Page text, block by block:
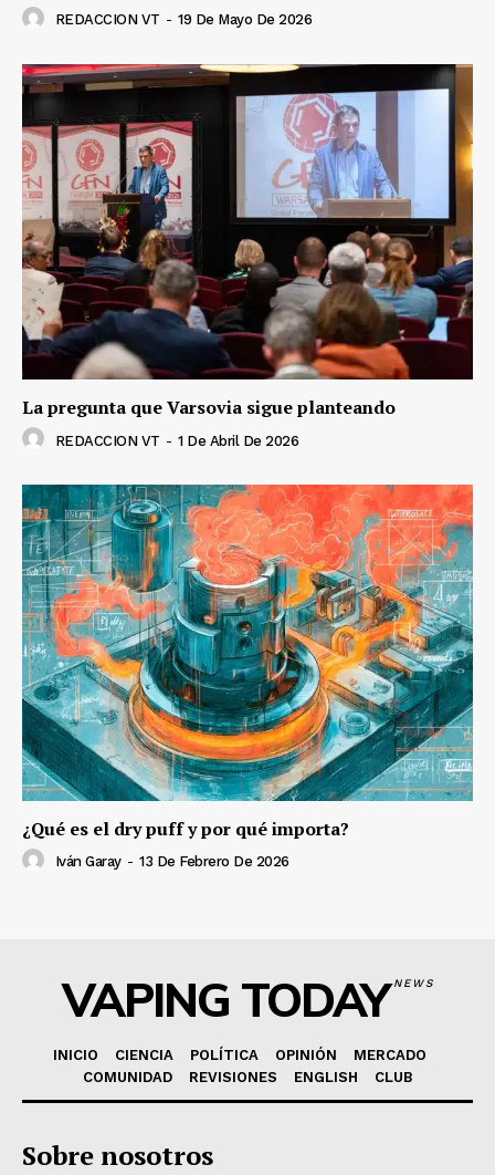
REDACCION VT - 19 De Mayo De 2026
La pregunta que Varsovia sigue planteando
REDACCION VT - 1 De Abril De 2026
¿Qué es el dry puff y por qué importa?
Iván Garay - 13 De Febrero De 2026
VAPING TODAYNEWS
INICIO CIENCIA POLÍTICA OPINIÓN
MERCADO
COMUNIDAD
REVISIONES ENGLISH CLUB
Sobre nosotros